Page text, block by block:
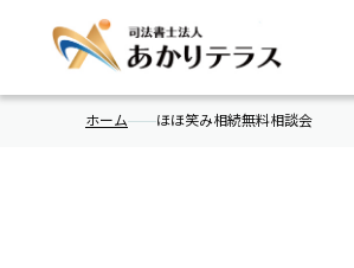
ホーム ほほ笑み相続無料相談会